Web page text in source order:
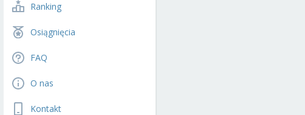
Ranking
Osiągnięcia
FAQ
O nas
Kontakt